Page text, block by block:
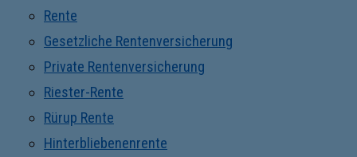
Rente
Gesetzliche Rentenversicherung
Private Rentenversicherung
Riester-Rente
Rürup Rente
Hinterbliebenenrente